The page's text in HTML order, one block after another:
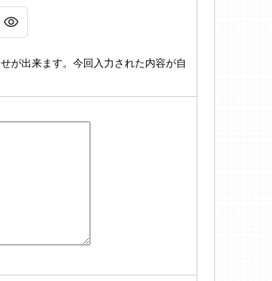
が出来ます。今回入力された内容が自